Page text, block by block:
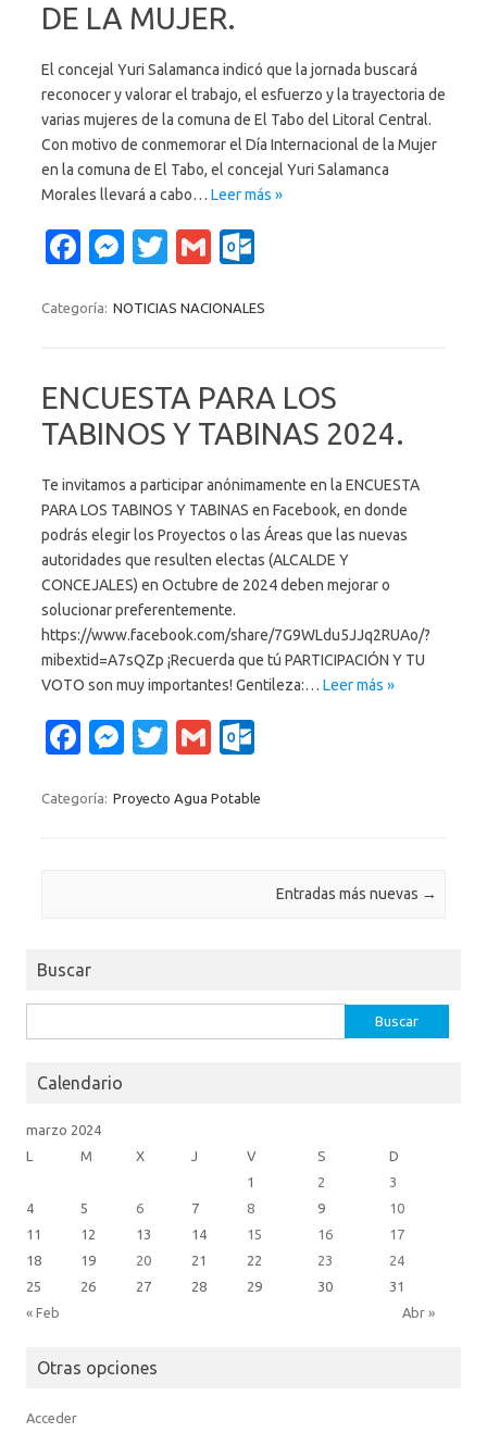
DE LA MUJER.
El concejal Yuri Salamanca indicó que la jornada buscará
reconocer y valorar el trabajo, el esfuerzo y la trayectoria de
varias mujeres de la comuna de El Tabo del Litoral Central.
Con motivo de conmemorar el Día Internacional de la Mujer
en la comuna de El Tabo, el concejal Yuri Salamanca
Morales llevará a cabo… Leer más »
Fa
e
o
o
k
M
se
g
er
T
it
r
G
ail lo
k.
c
o
m
Categoría: NOTICIAS NACIONALES
ENCUESTA PARA LOS
TABINOS Y TABINAS 2024.
Te invitamos a participar anónimamente en la ENCUESTA
PARA LOS TABINOS Y TABINAS en Facebook, en donde
podrás elegir los Proyectos o las Áreas que las nuevas
autoridades que resulten electas (ALCALDE Y
CONCEJALES) en Octubre de 2024 deben mejorar o
solucionar preferentemente.
https://www.facebook.com/share/7G9WLdu5JJq2RUAo/?
mibextid=A7sQZp ¡Recuerda que tú PARTICIPACIÓN Y TU
VOTO son muy importantes! Gentileza:… Leer más »
Fa
e
M
se
T
it
G
ail lo
Categoría: Proyecto Agua Potable
Entradas más nuevas →
Buscar
Calendario
marzo 2024
L
M X J V S D
« Feb Abr »
1 2
3
4
5 6 7 8 9
10
11
12 13 14 15 16
17
18
19 20 21 22 23
24
25
26 27 28 29 30 31
Otras opciones
Acceder